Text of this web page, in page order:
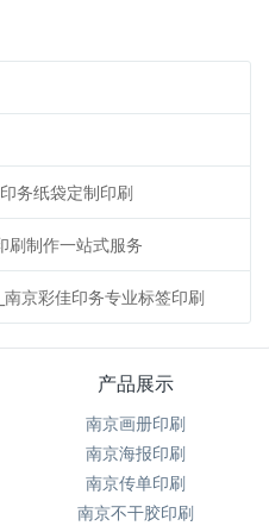
务纸袋定制印刷
刷制作一站式服务
京彩佳印务专业标签印刷
产品展示
南京画册印刷
南京海报印刷
南京传单印刷
南京不干胶印刷